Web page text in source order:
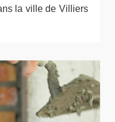
la ville de Villiers